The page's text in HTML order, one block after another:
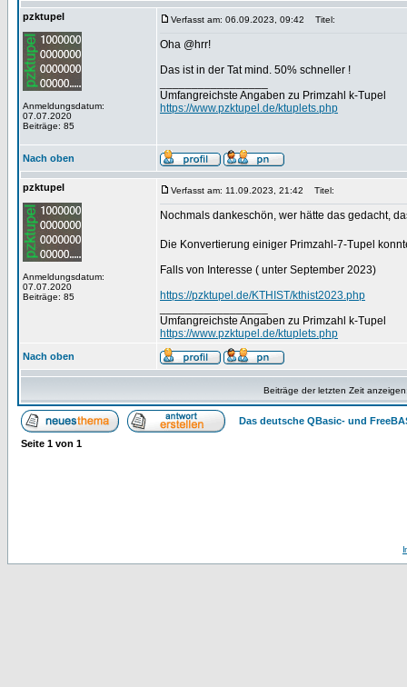
pzktupel
Anmeldungsdatum:
07.07.2020
Beiträge: 85
Verfasst am: 06.09.2023, 09:42 Titel:
Oha @hrr!
Das ist in der Tat mind. 50% schneller !
Umfangreichste Angaben zu Primzahl k-Tupel
https://www.pzktupel.de/ktuplets.php
Nach oben
pzktupel
Anmeldungsdatum:
07.07.2020
Beiträge: 85
Verfasst am: 11.09.2023, 21:42 Titel:
Nochmals dankeschön, wer hätte das gedacht,
Die Konvertierung einiger Primzahl-7-Tupel
Falls von Interesse ( unter September 2023)
https://pzktupel.de/KTHIST/kthist2023.php
Umfangreichste Angaben zu Primzahl k-Tupel
https://www.pzktupel.de/ktuplets.php
Nach oben
Beiträge der letzten Zeit
Das deutsche QBasic- und
Seite 1 von 1